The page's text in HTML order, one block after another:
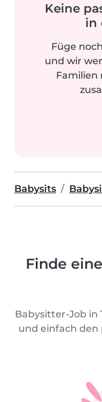
Keine
in
Füge
und wir
Familien
Babysits
Finde
Babysitter-Job in
und einfach